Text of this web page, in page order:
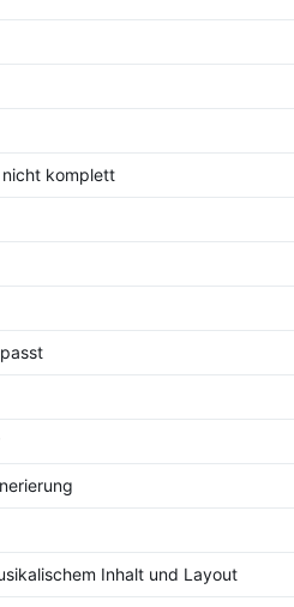
nicht komplett
Inhalt und Layout